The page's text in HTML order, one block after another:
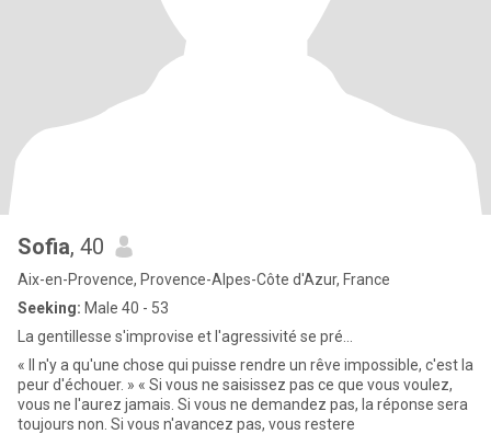
Sofia, 40
Aix-en-Provence, Provence-Alpes-Côte d'Azur, France
Seeking: Male 40 - 53
La gentillesse s'improvise et l'agressivité se pré...
« Il n'y a qu'une chose qui puisse rendre un rêve impossible, c'est la
peur d'échouer. » « Si vous ne saisissez pas ce que vous voulez,
vous ne l'aurez jamais. Si vous ne demandez pas, la réponse sera
toujours non. Si vous n'avancez pas, vous restere